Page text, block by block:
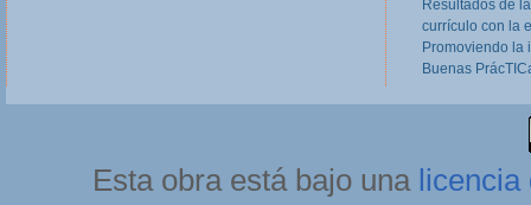
Resultados de
currículo con la
Promoviendo la
Buenas
Esta obra está bajo una licencia